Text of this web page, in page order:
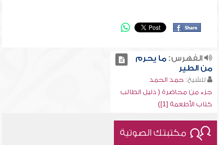
الفهرس:ما يحرم
من الطير
للشيخ: حمد الحمد
جزء من محاضرة ( دليل الطالب
كتاب الأطعمة [1])
مكتبتك الصوتية